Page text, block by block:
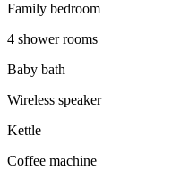
Family bedroom
4 shower rooms
Baby bath
Wireless speaker
Kettle
Coffee machine